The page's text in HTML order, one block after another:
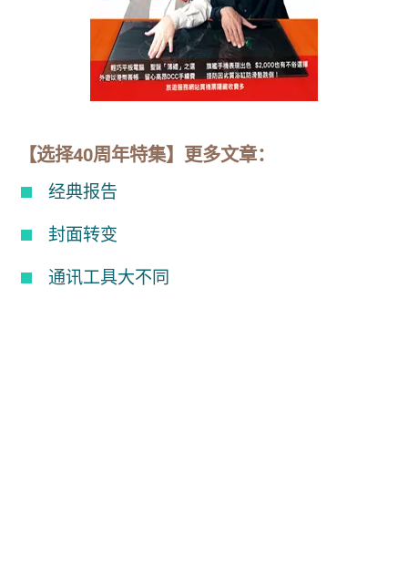
【选择40周年特集】更多文章：
经典报告
封面转变
通讯工具大不同